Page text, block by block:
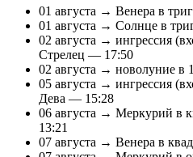
01 августа → Венера в
01 августа → Солнце в
02 августа → ингрессия
Стрелец — 17:50
02 августа → новолуние в
05 августа → ингрессия
Дева — 15:28
06 августа → Меркурий в
13:21
07 августа → Венера в